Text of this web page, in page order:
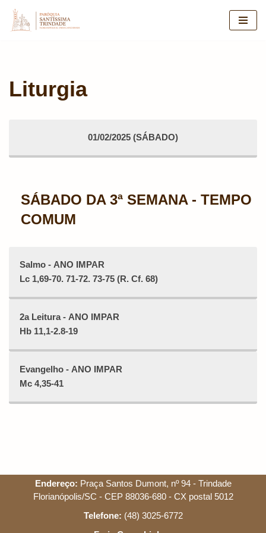
Pular
Liturgia
SÁBADO DA 3ª SEMANA - TEMPO
COMUM
Salmo - ANO IMPAR
Lc 1,69-70. 71-72. 73-75 (R. Cf. 68)
2a Leitura - ANO IMPAR
Hb 11,1-2.8-19
Evangelho - ANO IMPAR
Mc 4,35-41
01/02/2025 (SÁBADO)
Endereço: Praça Santos Dumont, nº 94 - Trindade
Florianópolis/SC - CEP 88036-680 - CX postal 5012
Telefone: (48) 3025-6772